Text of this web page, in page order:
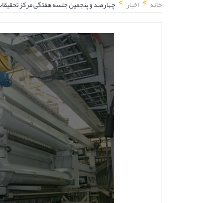
خانه اخبار چهارصد و پنجمین جلسه هفتگی مرکز